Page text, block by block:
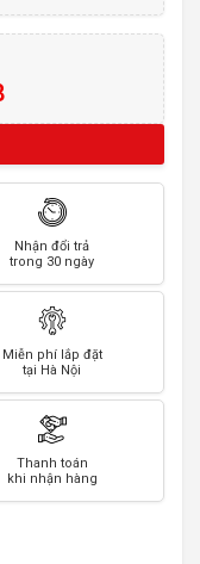
Nhận đổi trả
trong 30 ngày
Miễn phí lắp đặt
tại Hà Nội
Thanh toán
khi nhận hàng